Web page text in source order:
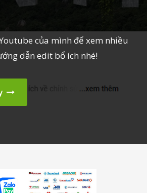
của mình để xem nhiều
dẫn edit bổ ích nhé!